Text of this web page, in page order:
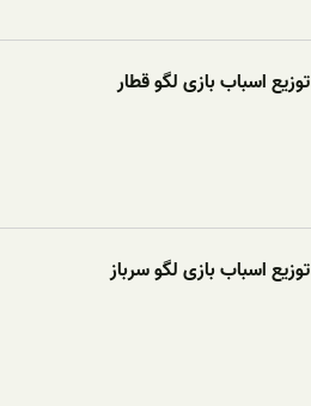
توزیع اسباب بازی لگو قطار
توزیع اسباب بازی لگو سرباز